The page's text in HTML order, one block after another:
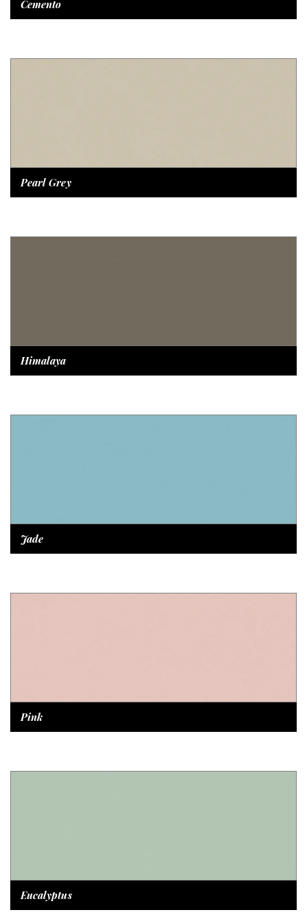
Cemento
Pearl Grey
Himalaya
Jade
Pink
Eucalyptus